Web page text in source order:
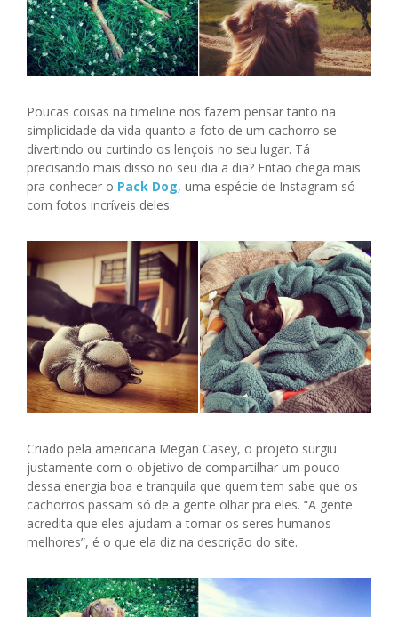
Poucas coisas na timeline nos fazem pensar tanto na
simplicidade da vida quanto a foto de um cachorro se
divertindo ou curtindo os lençois no seu lugar. Tá
precisando mais disso no seu dia a dia? Então chega mais
pra conhecer o Pack Dog, uma espécie de Instagram só
com fotos incríveis deles.
Criado pela americana Megan Casey, o projeto surgiu
justamente com o objetivo de compartilhar um pouco
dessa energia boa e tranquila que quem tem sabe que os
cachorros passam só de a gente olhar pra eles. “A gente
acredita que eles ajudam a tornar os seres humanos
melhores”, é o que ela diz na descrição do site.